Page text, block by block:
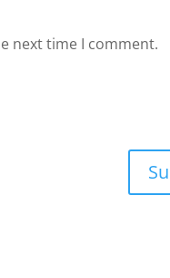
next time I comment.